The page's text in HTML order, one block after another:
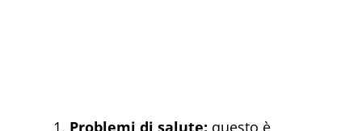
1. Problemi di salute: questo è